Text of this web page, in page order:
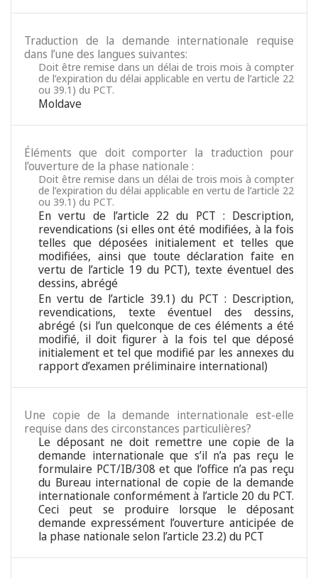
Traduction de la demande internationale requise
dans l’une des langues suivantes:
Doit être remise dans un délai de trois mois à compter
de l’expiration du délai applicable en vertu de l’article 22
ou 39.1) du PCT.
Moldave
Éléments que doit comporter la traduction pour
l’ouverture de la phase nationale :
Doit être remise dans un délai de trois mois à compter
de l’expiration du délai applicable en vertu de l’article 22
ou 39.1) du PCT.
En vertu de l’article 22 du PCT : Description,
revendications (si elles ont été modifiées, à la fois
telles que déposées initialement et telles que
modifiées, ainsi que toute déclaration faite en
vertu de l’article 19 du PCT), texte éventuel des
dessins, abrégé
En vertu de l’article 39.1) du PCT : Description,
revendications, texte éventuel des dessins,
abrégé (si l’un quelconque de ces éléments a été
modifié, il doit figurer à la fois tel que déposé
initialement et tel que modifié par les annexes du
rapport d’examen préliminaire international)
Une copie de la demande internationale est-elle
requise dans des circonstances particulières?
Le déposant ne doit remettre une copie de la
demande internationale que s’il n’a pas reçu le
formulaire PCT/IB/308 et que l’office n’a pas reçu
du Bureau international de copie de la demande
internationale conformément à l’article 20 du PCT.
Ceci peut se produire lorsque le déposant
demande expressément l’ouverture anticipée de
la phase nationale selon l’article 23.2) du PCT